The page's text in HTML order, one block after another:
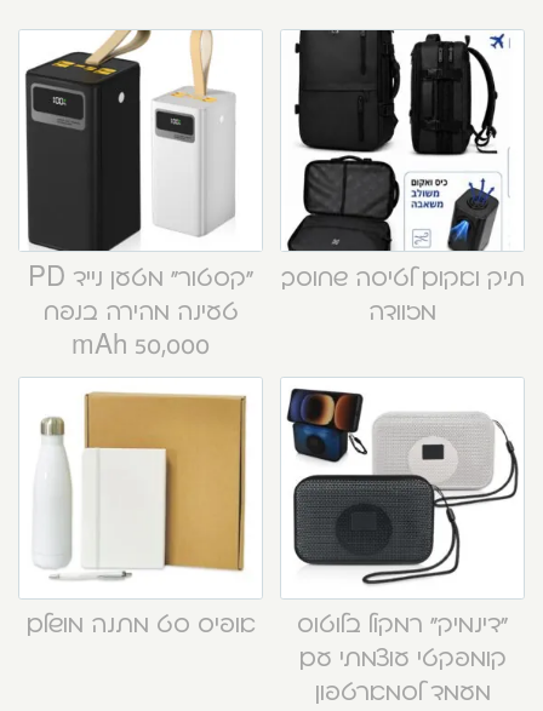
תיק ואקום לטיסה שחוסך
מזוודה
“קסטור” מטען נייד PD
טעינה מהירה בנפח
50,000 mAh
“דינמיק” רמקול בלוטוס
קומפקטי עוצמתי עם
מעמד לסמארטפון
אופיס סט מתנה מושלם